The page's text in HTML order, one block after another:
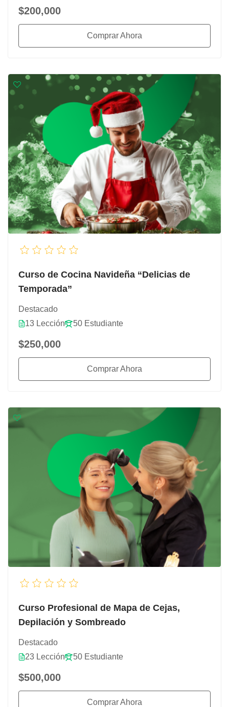
$200,000
Comprar Ahora
Curso de Cocina Navideña “Delicias de
Temporada”
Destacado
13 Lección
50 Estudiante
$250,000
Comprar Ahora
Curso Profesional de Mapa de Cejas,
Depilación y Sombreado
Destacado
23 Lección
50 Estudiante
$500,000
Comprar Ahora